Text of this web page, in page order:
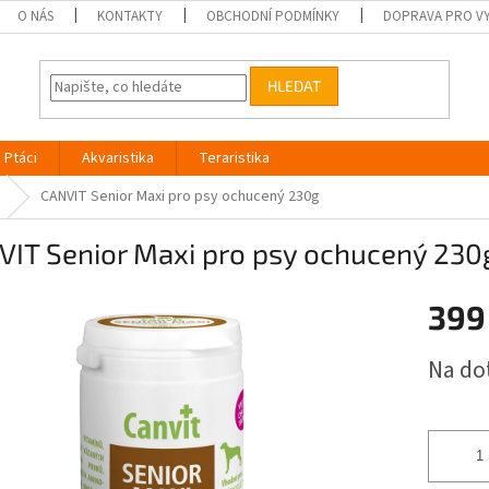
O NÁS KONTAKTY OBCHODNÍ PODMÍNKY DOPRAVA PRO
HLEDAT
Ptáci Akvaristika
Teraristika
CANVIT Senior Maxi pro psy ochucený 230g
Senior Maxi pro psy ochucený
cena:
Na